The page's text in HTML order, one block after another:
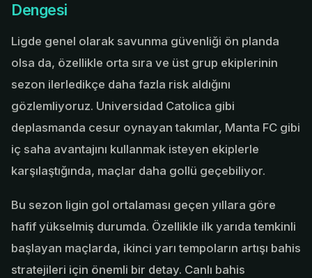
Dengesi
Ligde genel olarak savunma güvenliği ön planda
olsa da, özellikle orta sıra ve üst grup ekiplerinin
sezon ilerledikçe daha fazla risk aldığını
gözlemliyoruz. Universidad Catolica gibi
deplasmanda cesur oynayan takımlar, Manta FC gibi
iç saha avantajını kullanmak isteyen ekiplerle
karşılaştığında, maçlar daha gollü geçebiliyor.
Bu sezon ligin gol ortalaması geçen yıllara göre
hafif yükselmiş durumda. Özellikle ilk yarıda temkinli
başlayan maçlarda, ikinci yarı tempoların artışı bahis
stratejileri için önemli bir detay. Canlı bahis